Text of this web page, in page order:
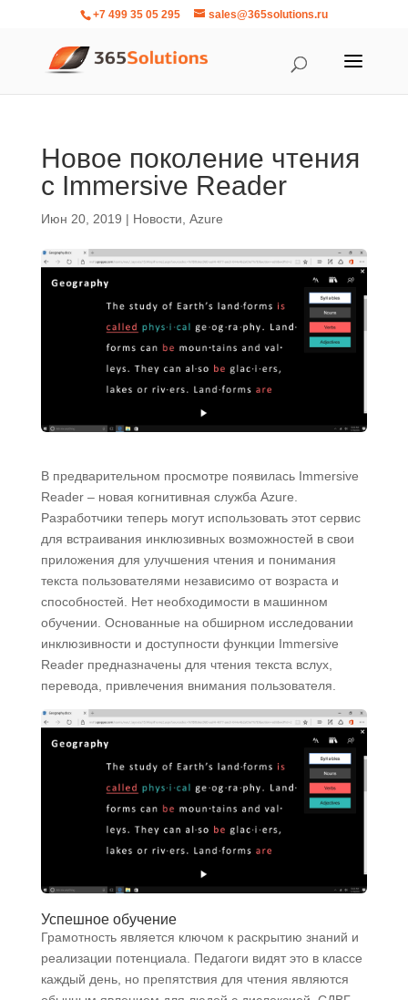
+7 499 35 05 295 sales@365solutions.ru
Новое поколение чтения
с Immersive Reader
Июн 20, 2019 | Новости Azure
В предварительном просмотре появилась Immersive
Reader – новая когнитивная служба Azure.
Разработчики теперь могут использовать этот сервис
для встраивания инклюзивных возможностей в свои
приложения для улучшения чтения и понимания
текста пользователями независимо от возраста и
способностей. Нет необходимости в машинном
обучении. Основанные на обширном исследовании
инклюзивности и доступности функции Immersive
Reader предназначены для чтения текста вслух,
перевода, привлечения внимания пользователя.
Успешное обучение
Грамотность является ключом к раскрытию знаний и
реализации потенциала. Педагоги видят это в классе
каждый день, но препятствия для чтения являются